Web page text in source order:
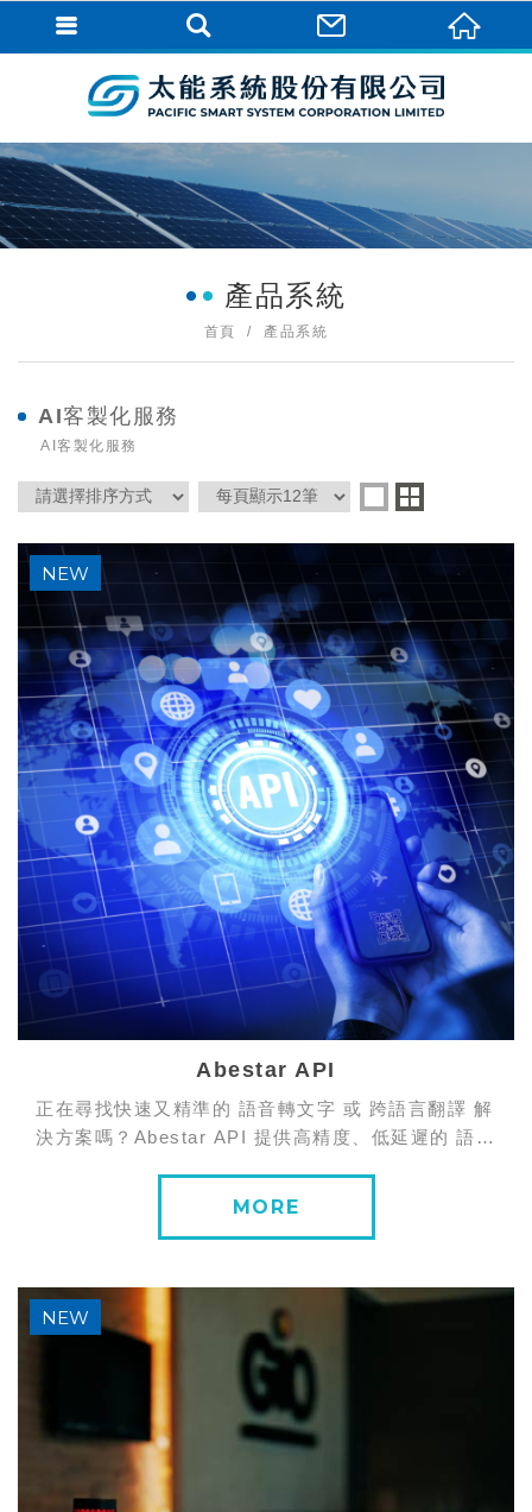
產品系統
首頁 產品系統
AI客製化服務
AI客製化服務
Abestar API
正在尋找快速又精準的 語音轉文字 或 跨語言翻譯 解
決方案嗎？Abestar API 提供高精度、低延遲的 語音
MORE